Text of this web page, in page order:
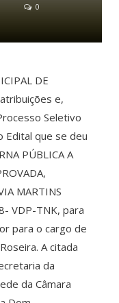
0
DE
e,
Seletivo
Edital que se deu
PÚBLICA A
MARTINS
VDP-TNK, para
para o cargo de
A citada
da
da Câmara